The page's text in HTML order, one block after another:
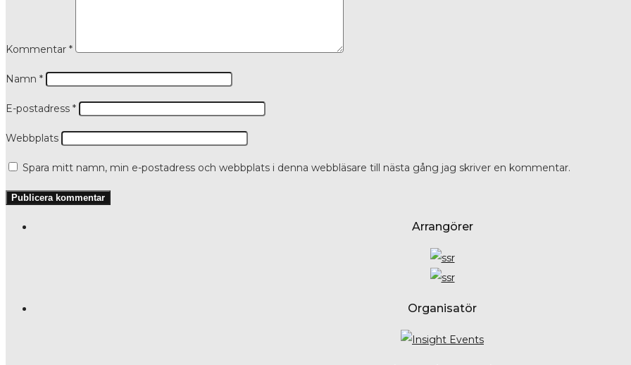
Kommentar *
Namn *
E-postadress *
Webbplats
Spara mitt namn, min e-postadress och webbplats i denna webbläsare till nästa gång jag skriver en kommentar.
Arrangörer
Organisatör